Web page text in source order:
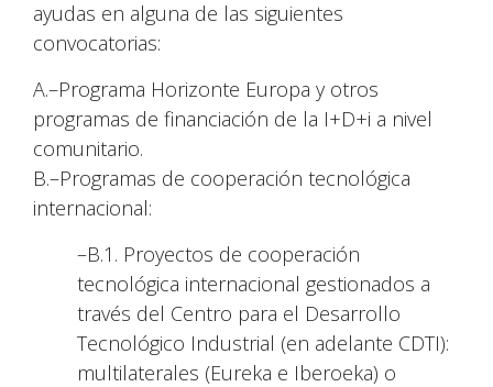
ayudas en alguna de las siguientes
convocatorias:
A.–Programa Horizonte Europa y otros
programas de financiación de la I+D+i a nivel
comunitario.
B.–Programas de cooperación tecnológica
internacional:
–B.1. Proyectos de cooperación
tecnológica internacional gestionados a
través del Centro para el Desarrollo
Tecnológico Industrial (en adelante CDTI):
multilaterales (Eureka e Iberoeka) o